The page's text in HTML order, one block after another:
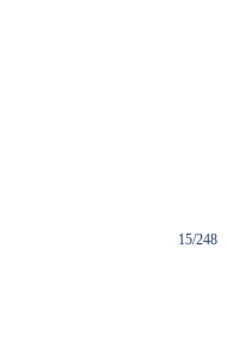
15/248